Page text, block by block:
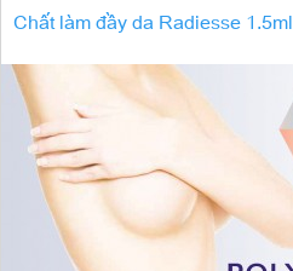
Chất làm đầy da Radiesse 1.5ml